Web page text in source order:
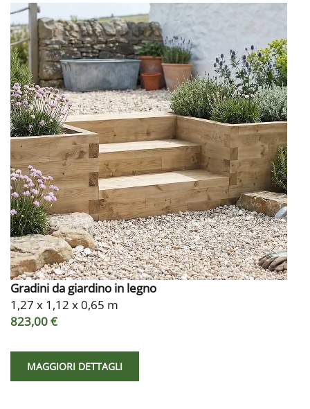
Gradini da giardino in legno
1,27 x 1,12 x 0,65 m
823,00 €
MAGGIORI DETTAGLI